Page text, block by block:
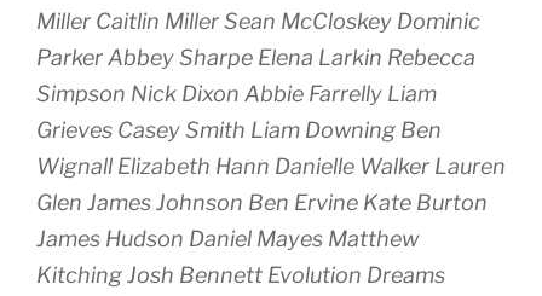
Miller Caitlin Miller Sean McCloskey Dominic
Parker Abbey Sharpe Elena Larkin Rebecca
Simpson Nick Dixon Abbie Farrelly Liam
Grieves Casey Smith Liam Downing Ben
Wignall Elizabeth Hann Danielle Walker Lauren
Glen James Johnson Ben Ervine Kate Burton
James Hudson Daniel Mayes Matthew
Kitching Josh Bennett Evolution Dreams